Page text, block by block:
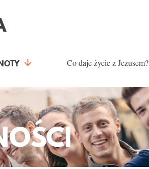
Co daje życie z Jezusem?